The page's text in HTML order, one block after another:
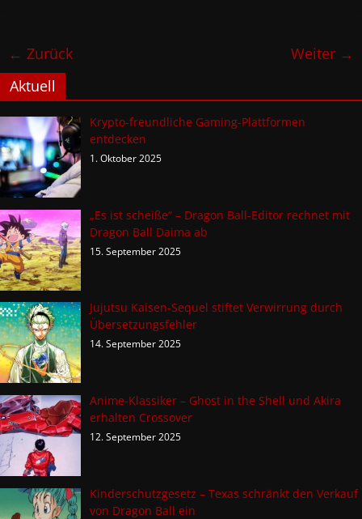
← Zurück
Weiter →
Aktuell
Krypto-freundliche Gaming-Plattformen
entdecken
1. Oktober 2025
„Es ist scheiße“ – Dragon Ball-Editor rechnet mit
Dragon Ball Daima ab
15. September 2025
Jujutsu Kaisen-Sequel stiftet Verwirrung durch
Übersetzungsfehler
14. September 2025
Anime-Klassiker – Ghost in the Shell und Akira
erhalten Crossover
12. September 2025
Kinderschutzgesetz – Texas schränkt den Verkauf
von Dragon Ball ein